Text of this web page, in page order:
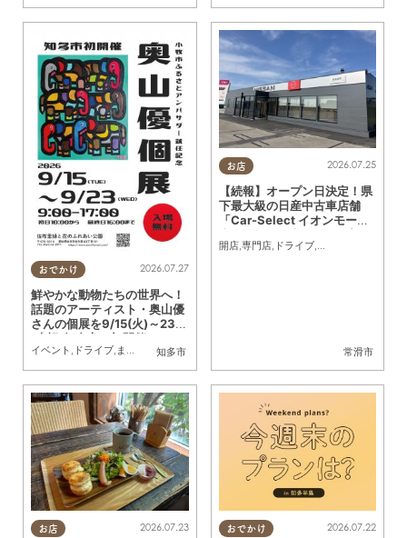
おでかけ
知多市
2026.07.27
鮮やかな動物たちの世界へ！
話題のアーティスト・奥山優
さんの個展を9/15(火)～23
(水祝)知多市で初開催
イベント ドライブ まちネタ ,夫婦,家族
お店
常滑市
2026.07.25
【続報】オープン日決定！県
下最大級の日産中古車店舗
「Car-Select イオンモール
開店,専門店, ドライブ,親子
お店 2026.07.23 おでかけ 2026.07.22